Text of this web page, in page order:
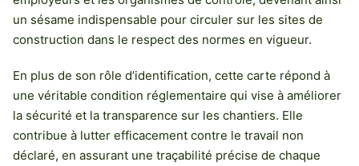
un sésame indispensable pour circuler sur les sites de
construction dans le respect des normes en vigueur.
En plus de son rôle d’identification, cette carte répond à
une véritable condition réglementaire qui vise à améliorer
la sécurité et la transparence sur les chantiers. Elle
contribue à lutter efficacement contre le travail non
déclaré, en assurant une traçabilité précise de chaque